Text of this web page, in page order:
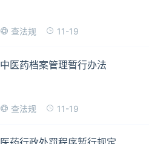
查法规 11-19
中医药档案管理暂行办法
查法规 11-19